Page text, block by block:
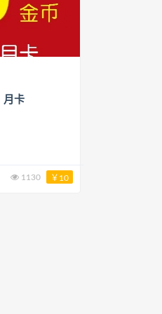
月卡
1130 ￥10